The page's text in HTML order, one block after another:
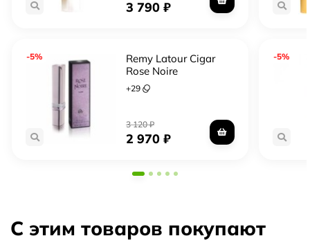
3 790₽
-5%
Remy Latour Cigar
Rose Noire
+29
3 120₽
2 970₽
-5%
С этим товаров покупают